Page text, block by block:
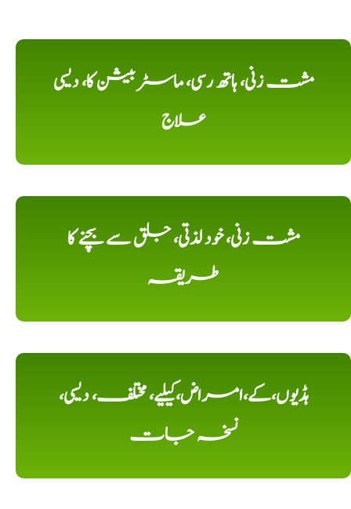
مشت زنی، ہاتھ رسی، ماسٹر بیشن کا، دیسی
علاج
مشت زنی، خود لذتی، جلق سے بچنے کا
طریقہ
ہڈیوں،کے،امراض،کیلیے، مختلف، دیسی،
نسخہ جات